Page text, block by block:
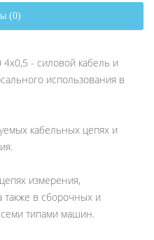
(0)
4x0,5 - силовой кабель и
использования в
кабельных цепях и
измерения,
также в сборочных и
типами машин.